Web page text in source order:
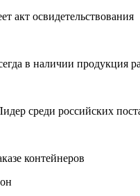
акт освидетельствования
в наличии продукция
среди российских
контейнеров